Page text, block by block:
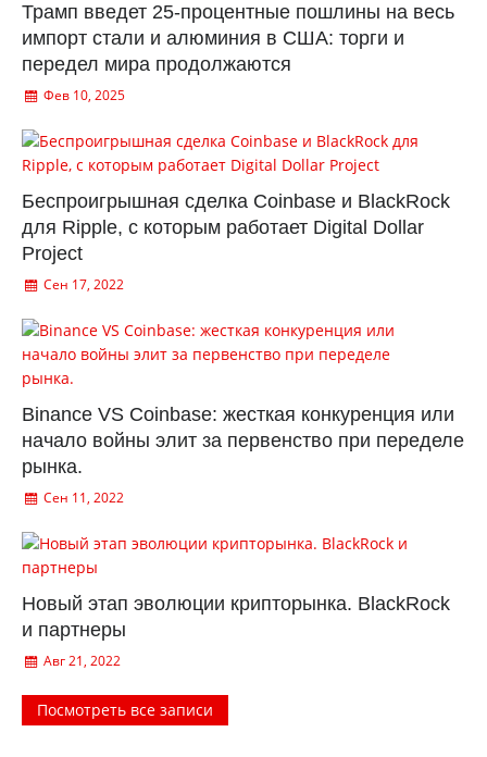
Трамп введет 25-процентные пошлины на весь
импорт стали и алюминия в США: торги и
передел мира продолжаются
Фев 10, 2025
Беспроигрышная сделка Coinbase и BlackRock
для Ripple, с которым работает Digital Dollar
Project
Сен 17, 2022
Binance VS Coinbase: жесткая конкуренция или
начало войны элит за первенство при переделе
рынка.
Сен 11, 2022
Новый этап эволюции крипторынка. BlackRock
и партнеры
Авг 21, 2022
Посмотреть все записи